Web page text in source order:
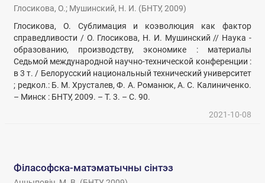
Глосикова, О.; Мушинский, Н. И. (БНТУ,2009)
Глосикова, О. Сублимация и коэволюция как фактор
справедливости / О. Глосикова, Н. И. Мушинский // Наука -
образованию, производству, экономике : материалы
Седьмой международной научно-технической конференции :
в 3 т. / Белорусский национальный технический университет
; редкол.: Б. М. Хрусталев, Ф. А. Романюк, А. С. Калиниченко.
– Минск : БНТУ, 2009. – Т. 3. – С. 90.
2021-10-08
Філасофска-матэматычны сінтэз